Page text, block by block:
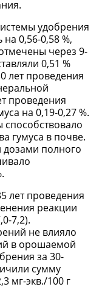
удобрения
0,56-0,58 %,
через 9-
0,51 %
лет проведения
проведения
на 0,19-0,27 %.
гумуса в почве.
полного
лет проведения
реакции
7,2).
не влияло
в орошаемой
за 30-
сумму
мг-экв./100 г